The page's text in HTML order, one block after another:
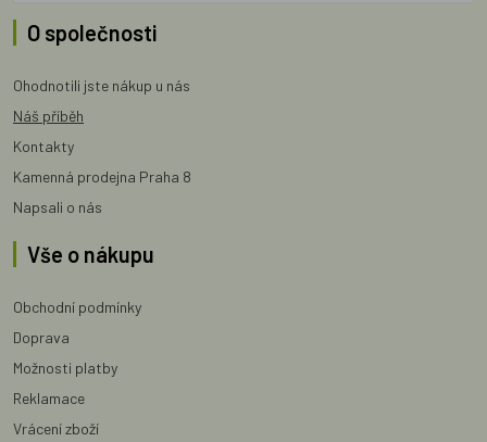
O společnosti
Ohodnotili jste nákup u nás
Náš příběh
Kontakty
Kamenná prodejna Praha 8
Napsali o nás
Vše o nákupu
Obchodní podmínky
Doprava
Možnosti platby
Reklamace
Vrácení zboží